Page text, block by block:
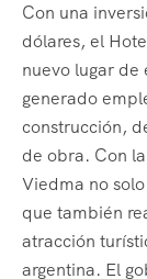
Con una
dólares, el
nuevo lugar
generado
construcción,
de obra. Con
Viedma no
que también
atracción
argentina. El